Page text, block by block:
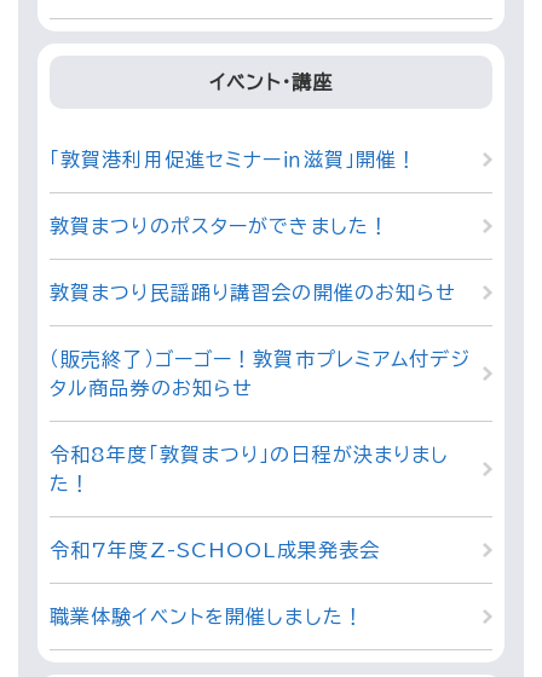
イベント・講座
「敦賀港利用促進セミナー㏌滋賀」開催！
敦賀まつりのポスターができました！
敦賀まつり民謡踊り講習会の開催のお知らせ
（販売終了）ゴーゴー！敦賀市プレミアム付デジ
タル商品券のお知らせ
令和8年度「敦賀まつり」の日程が決まりまし
た！
令和7年度Z-SCHOOL成果発表会
職業体験イベントを開催しました！